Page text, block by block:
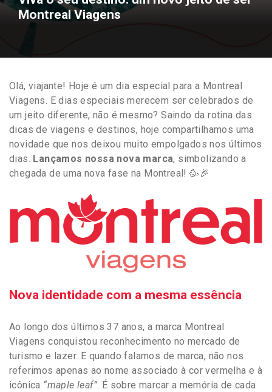
Montreal Viagens
Olá, viajante! Hoje é um dia especial para a Montreal
Viagens. E dias especiais merecem ser celebrados de
um jeito diferente, não é mesmo? Saindo da rotina das
dicas de viagens e destinos, hoje compartilhamos uma
novidade que nos deixou muito empolgados nos últimos
dias. Lançamos nossa nova marca, simbolizando a
chegada de uma nova fase na Montreal! 🥳🎉
Nova identidade com a mesma essência
Ao longo dos últimos 37 anos, a marca Montreal
Viagens conquistou reconhecimento no mercado de
turismo e lazer. E quando falamos de marca, não nos
referimos apenas ao nome associado à cor vermelha e à
icônica “maple leaf”. É sobre marcar a memória de cada